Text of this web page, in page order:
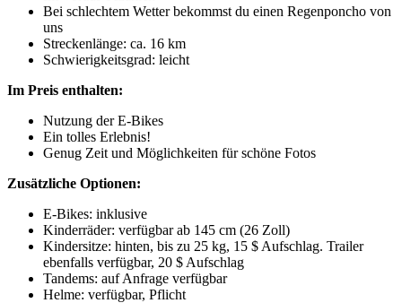
Bei schlechtem Wetter bekommst du einen Regenponcho von
uns
Streckenlänge: ca. 16 km
Schwierigkeitsgrad: leicht
Im Preis enthalten:
Nutzung der E-Bikes
Ein tolles Erlebnis!
Genug Zeit und Möglichkeiten für schöne Fotos
Zusätzliche Optionen:
E-Bikes: inklusive
Kinderräder: verfügbar ab 145 cm (26 Zoll)
Kindersitze: hinten, bis zu 25 kg, 15 $ Aufschlag. Trailer
ebenfalls verfügbar, 20 $ Aufschlag
Tandems: auf Anfrage verfügbar
Helme: verfügbar, Pflicht